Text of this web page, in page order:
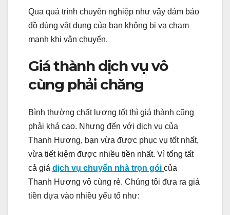
Qua quá trình chuyên nghiệp như vậy đảm bảo
đồ dùng vật dụng của bạn không bị va chạm
mạnh khi vận chuyển.
Giá thành dịch vụ vô
cùng phải chăng
Bình thường chất lượng tốt thì giá thành cũng
phải khá cao. Nhưng đến với dịch vụ của
Thanh Hương, bạn vừa được phục vụ tốt nhất,
vừa tiết kiệm được nhiều tiền nhất. Vì tổng tất
cả giá dịch vụ chuyển nhà trọn gói của
Thanh Hương vô cùng rẻ. Chúng tôi đưa ra giá
tiền dựa vào nhiều yếu tố như: